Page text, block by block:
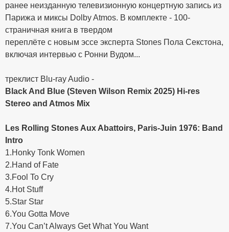
ранее неизданную телевизионную концертную запись из
Парижа и миксы Dolby Atmos. В комплекте - 100-
страничная книга в твердом
переплёте с новым эссе эксперта Stones Пола Секстона,
включая интервью с Ронни Вудом...
треклист Blu-ray Audio -
Black And Blue (Steven Wilson Remix 2025) Hi-res
Stereo and Atmos Mix
Les Rolling Stones Aux Abattoirs, Paris-Juin 1976: Band
Intro
1.Honky Tonk Women
2.Hand of Fate
3.Fool To Cry
4.Hot Stuff
5.Star Star
6.You Gotta Move
7.You Can’t Always Get What You Want